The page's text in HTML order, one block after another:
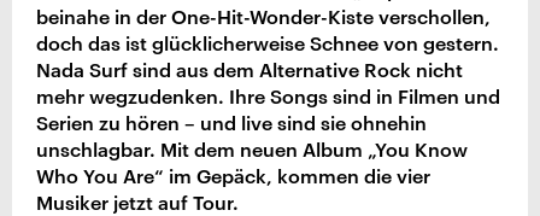
beinahe in der One-Hit-Wonder-Kiste verschollen,
doch das ist glücklicherweise Schnee von gestern.
Nada Surf sind aus dem Alternative Rock nicht
mehr wegzudenken. Ihre Songs sind in Filmen und
Serien zu hören – und live sind sie ohnehin
unschlagbar. Mit dem neuen Album „You Know
Who You Are“ im Gepäck, kommen die vier
Musiker jetzt auf Tour.